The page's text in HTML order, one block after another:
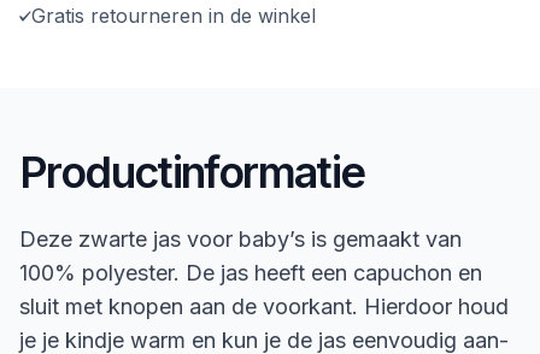
Gratis retourneren in de winkel
Productinformatie
Deze zwarte jas voor baby’s is gemaakt van
100% polyester. De jas heeft een capuchon en
sluit met knopen aan de voorkant. Hierdoor houd
je je kindje warm en kun je de jas eenvoudig aan-